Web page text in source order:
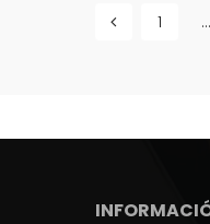
1 …